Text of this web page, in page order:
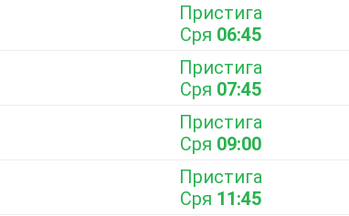
Пристига
Сря 06:45
Пристига
Сря 07:45
Пристига
Сря 09:00
Пристига
Сря 11:45